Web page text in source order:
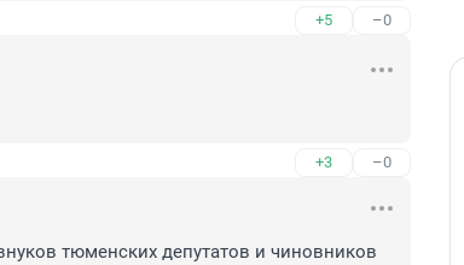
+5 –0
+3 –0
тюменских депутатов и чиновников